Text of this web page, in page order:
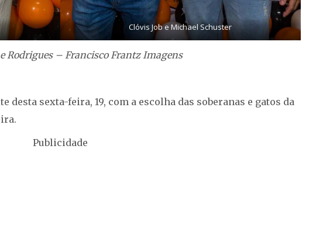
Clóvis Job e Michael Schuster
Rodrigues – Francisco Frantz Imagens
desta sexta-feira, 19, com a escolha das soberanas e gatos da
Publicidade